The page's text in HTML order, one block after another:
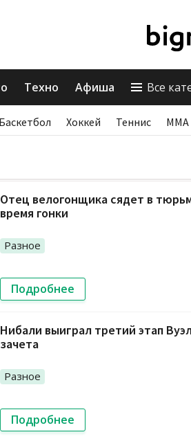
Техно Афиша Все
Баскетбол Хоккей Теннис ММА
Отец велогонщика сядет в
время гонки
Разное
Подробнее
Нибали выиграл третий этап
зачета
Разное
Подробнее